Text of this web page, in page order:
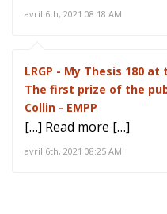
avril 6th, 2021 08:18 AM
LRGP - My Thesis 180
The first prize of the
Collin - EMPP
[…] Read more […]
avril 6th, 2021 08:25 AM